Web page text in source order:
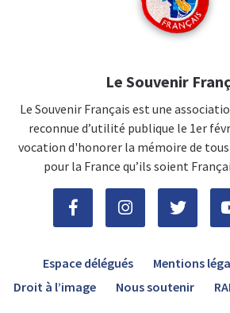
Le Souvenir
Le Souvenir Français est une
reconnue d’utilité publique le 1er
vocation d'honorer la mémoire de
pour la France qu’ils soient
Espace délégués Mentions
Droit à l’image
Nous soutenir